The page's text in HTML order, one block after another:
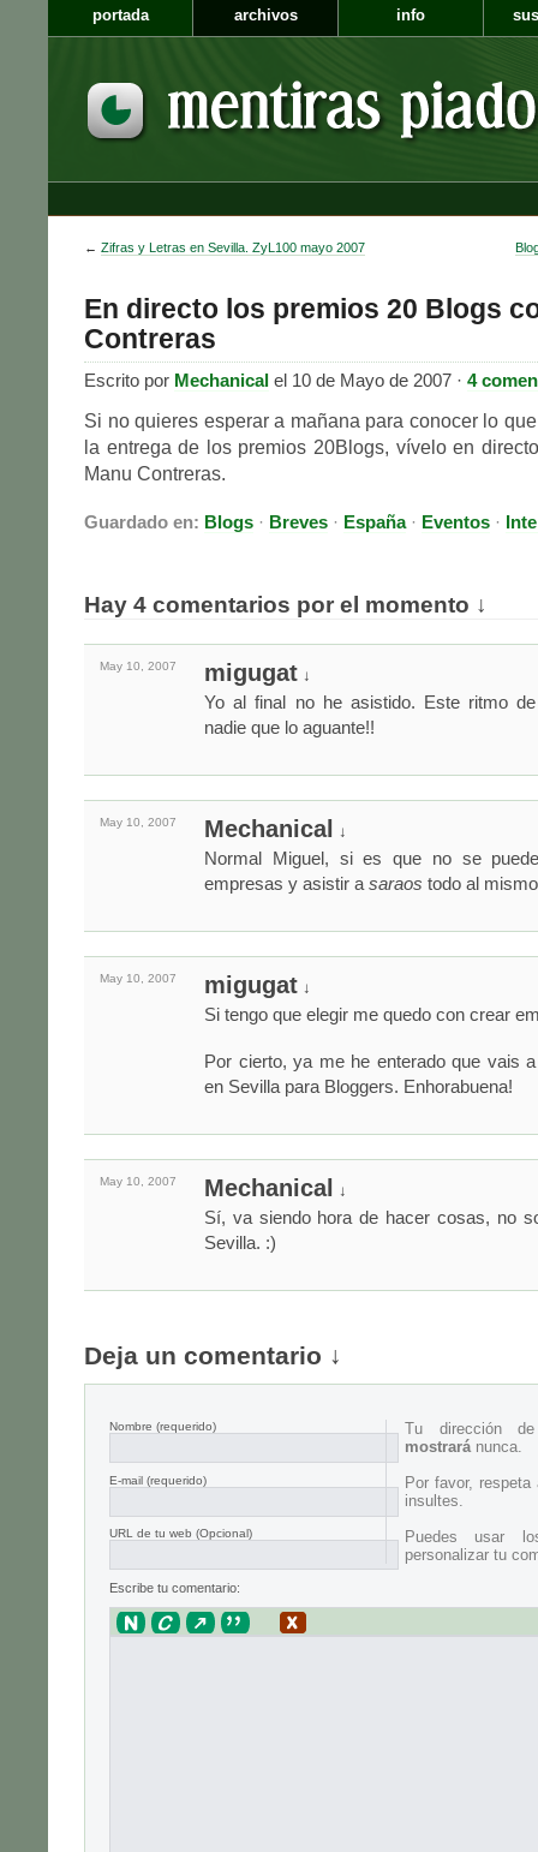
portada archivos info
← Zifras y Letras en Sevilla. ZyL100 mayo 2007
En directo los premios 20 Blogs
Contreras
Escrito por Mechanical el 10 de Mayo de 2007 · 4
Si no quieres esperar a mañana para conocer lo
la entrega de los premios 20Blogs, vívelo en
Manu Contreras.
Guardado en: Blogs · Breves · España· Eventos ·
Hay 4 comentarios por el momento ↓
May 10, 2007 migugat ↓
Yo al final no he asistido. Este ritmo
nadie que lo aguante!!
May 10, 2007 Mechanical ↓
Normal Miguel, si es que no se
empresas y asistir a saraos todo al
May 10, 2007 migugat ↓
Si tengo que elegir me quedo con crear
Por cierto, ya me he enterado que vais
en Sevilla para Bloggers. Enhorabuena!
May 10, 2007 Mechanical ↓
Sí, va siendo hora de hacer cosas, no
Sevilla. :)
Deja un comentario ↓
Nombre (requerido)
E-mail (requerido)
URL de tu web (Opcional)
Tu dirección
mostraránunca.
Por favor,
insultes.
Puedes usar
personalizar tu
Escribe tu comentario: